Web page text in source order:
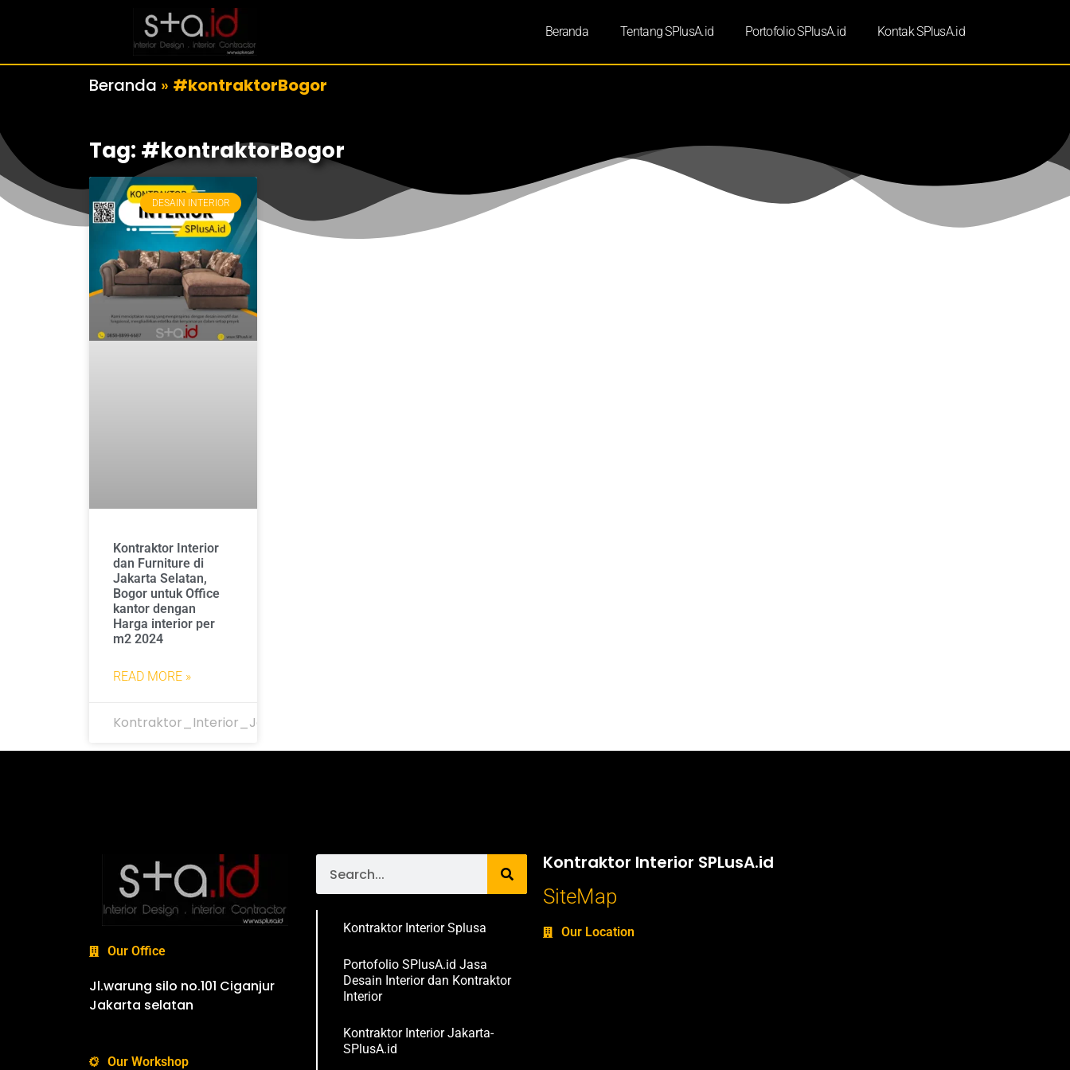
Beranda Tentang SPlusA.id Portofolio SPlusA.id Kontak SPlusA.id
Beranda » #kontraktorBogor
Tag: #kontraktorBogor
DESAIN INTERIOR
Kontraktor Interior
dan Furniture di
Jakarta Selatan,
Bogor untuk Office
kantor dengan
Harga interior per
m2 2024
READ MORE »
Kontraktor_Interior_Jakarta
Our Office
Jl.warung silo no.101 Ciganjur
Jakarta selatan
Our Workshop
Kontraktor Interior Splusa
Portofolio SPlusA.id Jasa
Desain Interior dan Kontraktor
Interior
Kontraktor Interior Jakarta-
SPlusA.id
Kontraktor Interior SPLusA.id
SiteMap
Our Location